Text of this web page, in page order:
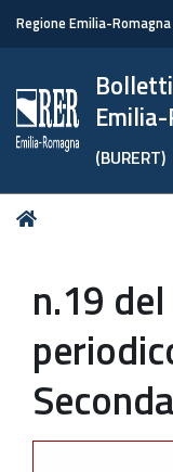
Regione Emilia-Romagna
(BURERT)
Tu
n.19